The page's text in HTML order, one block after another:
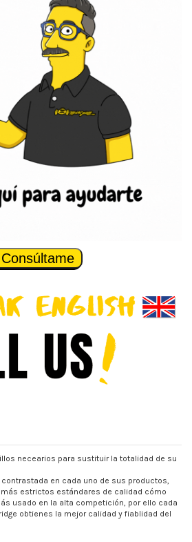
Consúltame
necearios para sustituir la totalidad de su
contrastada en cada uno de sus productos,
estrictos estándares de calidad cómo
usado en la alta competición, por ello cada
obtienes la mejor calidad y fiablidad del